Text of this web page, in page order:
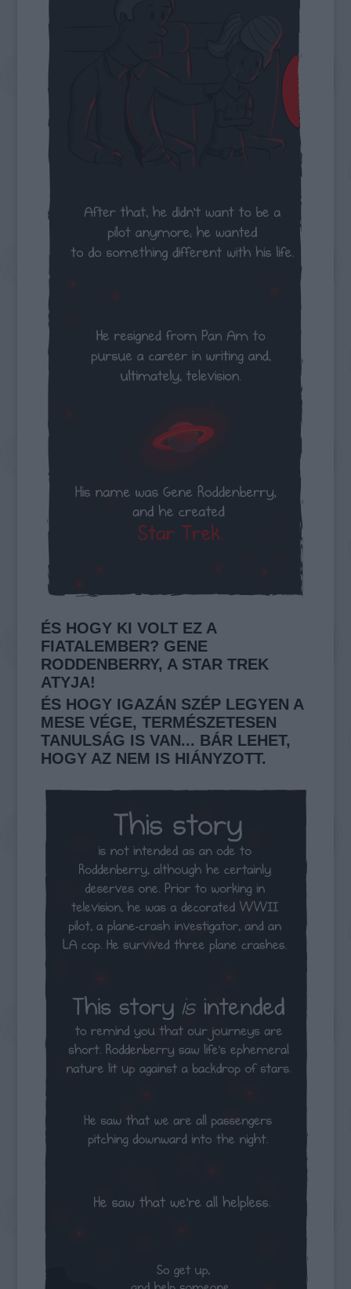
ÉS HOGY KI VOLT EZ A
FIATALEMBER? GENE
RODDENBERRY, A STAR TREK
ATYJA!
ÉS HOGY IGAZÁN SZÉP LEGYEN A
MESE VÉGE, TERMÉSZETESEN
TANULSÁG IS VAN... BÁR LEHET,
HOGY AZ NEM IS HIÁNYZOTT.